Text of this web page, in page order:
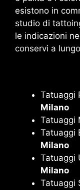
esistono in
studio di
le indicazioni
conservi a
Tatuaggi
Milano
Tatuaggi
Tatuaggi
Milano
Tatuaggi
Milano
Tatuaggi